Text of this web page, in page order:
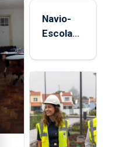
Navio-
Escola
está de
aos
Açores